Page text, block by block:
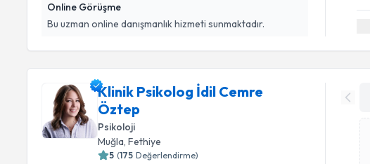
Online Görüşme
Bu uzman online danışmanlık hizmeti sunmaktadır.
Klinik Psikolog İdil Cemre
Öztep
Psikoloji
Muğla, Fethiye
5 (175 Değerlendirme)